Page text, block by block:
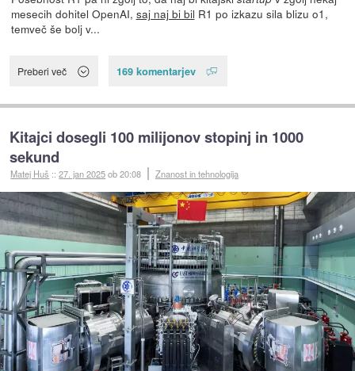
mesecih dohitel OpenAI, saj naj bi bil R1 po izkazu sila blizu o1,
temveč še bolj v...
Preberi več 169 komentarjev
Kitajci dosegli 100 milijonov stopinj in 1000
sekund
Matej Huš ::27. jan 2025ob 20:08 Znanost in tehnologija